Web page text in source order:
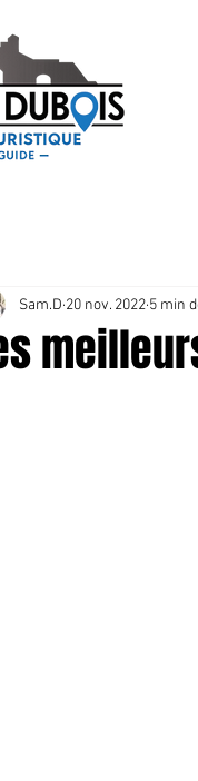
Sam.D 20 nov. 2022 5 min